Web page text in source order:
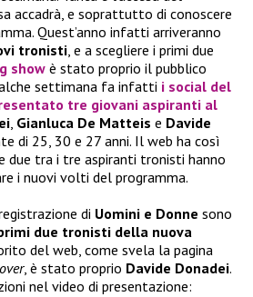
accadrà, e soprattutto di conoscere
Quest’anno infatti arriveranno
tronisti, e a scegliere i primi due
showè stato proprio il pubblico
settimana fa infatti i social del
tre giovani aspiranti al
, Gianluca De Matteis e Davide
di 25, 30 e 27 anni. Il web ha così
tra i tre aspiranti tronisti hanno
i nuovi volti del programma.
di Uomini e Donne sono
due tronisti della nuova
del web, come svela la pagina
, è stato proprio Davide Donadei.
nel video di presentazione: